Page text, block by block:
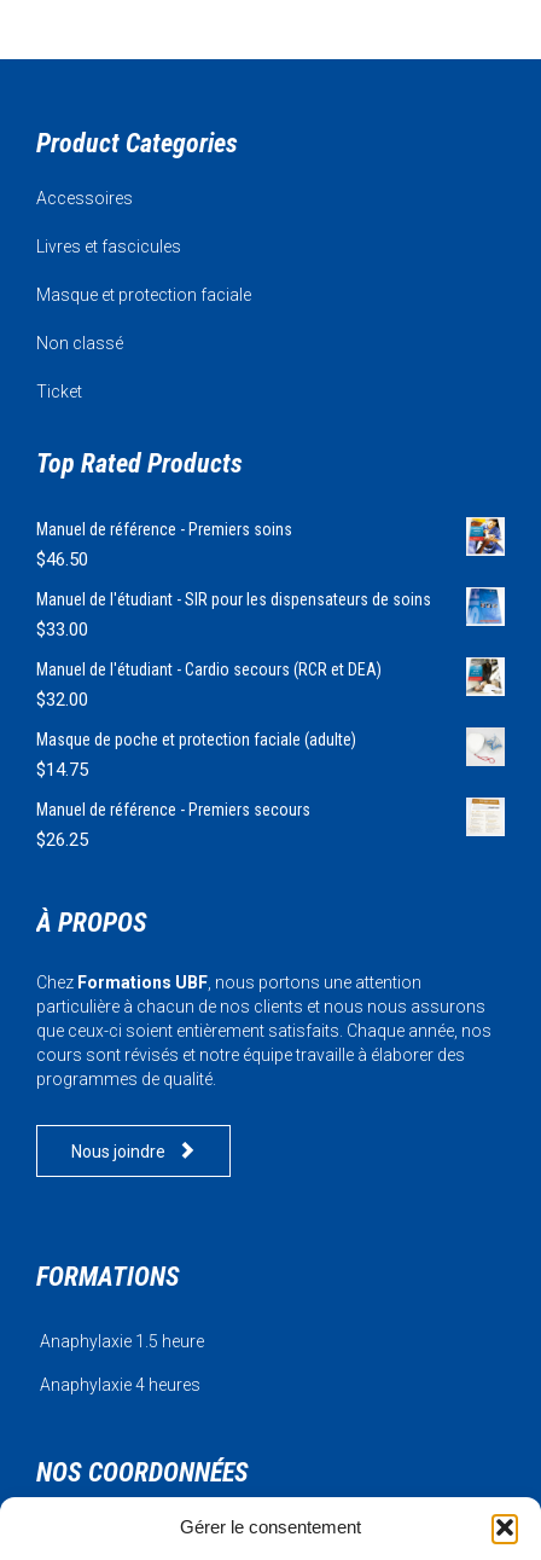
Gérer le consentement
Product Categories
Accessoires
Livres et fascicules
Masque et protection faciale
Non classé
Ticket
Top Rated Products
Manuel de référence - Premiers soins
$46.50
Manuel de l'étudiant - SIR pour les dispensateurs de soins
$33.00
Manuel de l'étudiant - Cardio secours (RCR et DEA)
$32.00
Masque de poche et protection faciale (adulte)
$14.75
Manuel de référence - Premiers secours
$26.25
À PROPOS
Chez Formations UBF , nous portons une attention
particulière à chacun de nos clients et nous nous assurons
que ceux-ci soient entièrement satisfaits. Chaque année, nos
cours sont révisés et notre équipe travaille à élaborer des
programmes de qualité.
Nous joindre 
FORMATIONS
Anaphylaxie 1.5 heure
Anaphylaxie 4 heures
NOS COORDONNÉES
Urgence Bois-Francs Inc.